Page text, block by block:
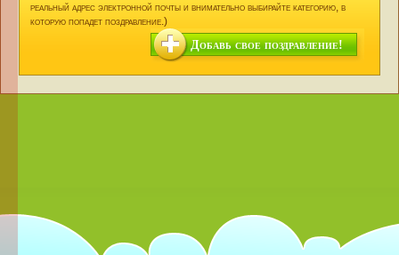
реальный адрес электронной почты и внимательно выбирайте категорию, в
которую попадет поздравление.)
Добавь свое поздравление!